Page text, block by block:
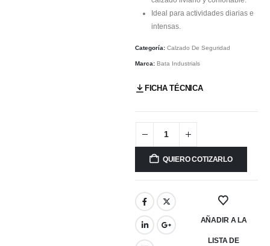
Ideal para actividades diarias e
intensas.
Categoría: Calzado De Seguridad
Marca: Bata Industrials
FICHA TÉCNICA
QUIERO COTIZARLO
AÑADIR A LA
LISTA DE